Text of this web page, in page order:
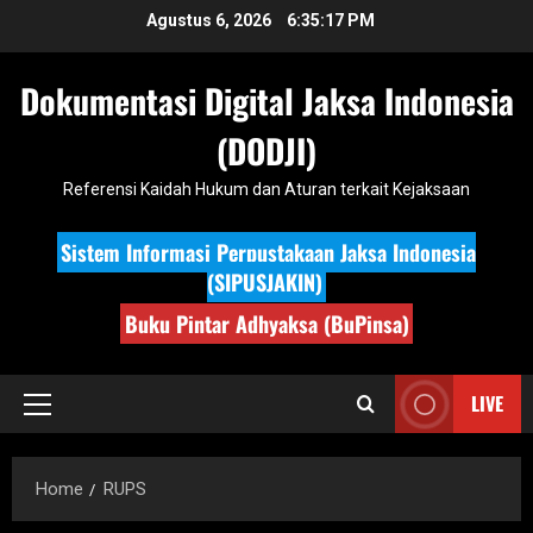
Agustus 6, 2026 6:35:18 PM
Dokumentasi Digital Jaksa Indonesia
(DODJI)
Referensi Kaidah Hukum dan Aturan terkait Kejaksaan
Sistem Informasi Perpustakaan Jaksa Indonesia
(SIPUSJAKIN)
Buku Pintar Adhyaksa (BuPinsa)
Primary
LIVE
Home RUPS